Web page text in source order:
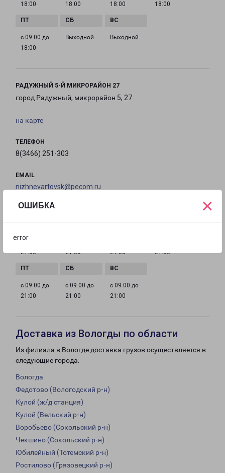
ОШИБКА
error
×
18:00 18:00 18:00 18:00
с 09:00 до
18:00
Выходной Выходной
РАДУЖНЫЙ 5-Й МИКРОРАЙОН 27
город Радужный, микрорайон 5, 27
на карте
ТЕЛЕФОН
8(3466) 251-303
EMAIL
nizhnevartovsk@pecom.ru
ГРАФИК РАБОТЫ
с 09:00 до
21:00
21:00
21:00
21:00
с 09:00 до
21:00
с 09:00 до
21:00
с 09:00 до
21:00
Доставка из Вологды по области
Из филиала в Вологде доставка грузов осуществляется в
следующие города:
Вологда
Федотово (Вологодский р-н)
Кулой (ж/д станция)
Кулой (Вельский р-н)
Воробьево (Сокольский р-н)
Чекшино (Сокольский р-н)
Юбилейный (Тотемский р-н)
Ростилово (Грязовецкий р-н)